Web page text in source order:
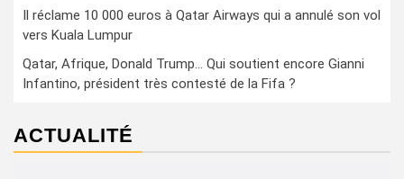
Il réclame 10 000 euros à Qatar Airways qui a annulé son vol
vers Kuala Lumpur
Qatar, Afrique, Donald Trump… Qui soutient encore Gianni
Infantino, président très contesté de la Fifa ?
ACTUALITÉ